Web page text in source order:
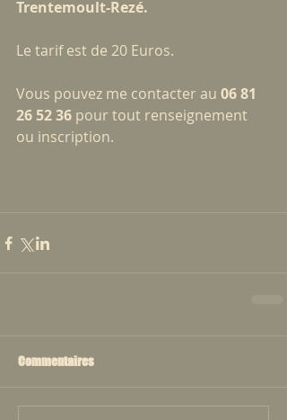
Trentemoult-Rezé.
Le tarif est de 20 Euros.
Vous pouvez me contacter au 06 81
26 52 36 pour tout renseignement
ou inscription.
Commentaires